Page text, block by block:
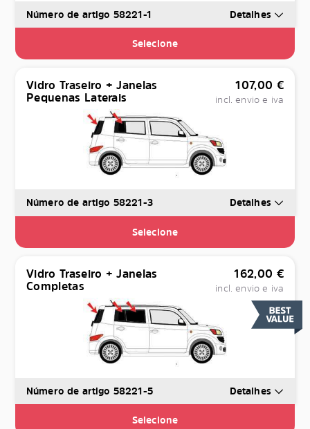
Número de artigo 58221-1 Detalhes
Selecione
Vidro Traseiro + Janelas
Pequenas Laterais
107,00 €
incl. envio e iva
Número de artigo 58221-3 Detalhes
Selecione
Vidro Traseiro + Janelas
Completas
162,00 €
incl. envio e iva
Número de artigo 58221-5 Detalhes
Selecione